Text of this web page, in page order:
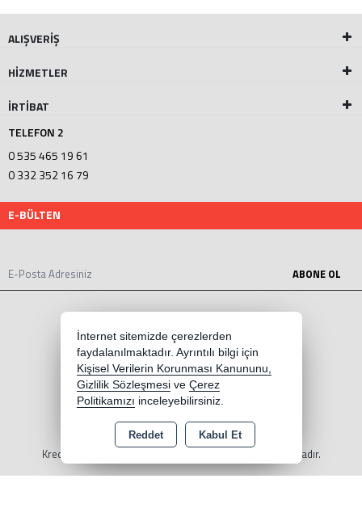
ALIŞVERİŞ
HİZMETLER
İRTİBAT
TELEFON 2
0 535 465 19 61
0 332 352 16 79
E-BÜLTEN
ABONE OL
Copyright 2026 mopetpar.com - Tüm hakları saklıdır.
Kredi kartı bilgileriniz 256bit SSL sertifikası ile korunmaktadır.
İnternet sitemizde çerezlerden
faydalanılmaktadır. Ayrıntılı bilgi için
Kişisel Verilerin Korunması Kanununu,
Gizlilik Sözleşmesi ve Çerez
Politikamızı inceleyebilirsiniz.
Reddet Kabul Et